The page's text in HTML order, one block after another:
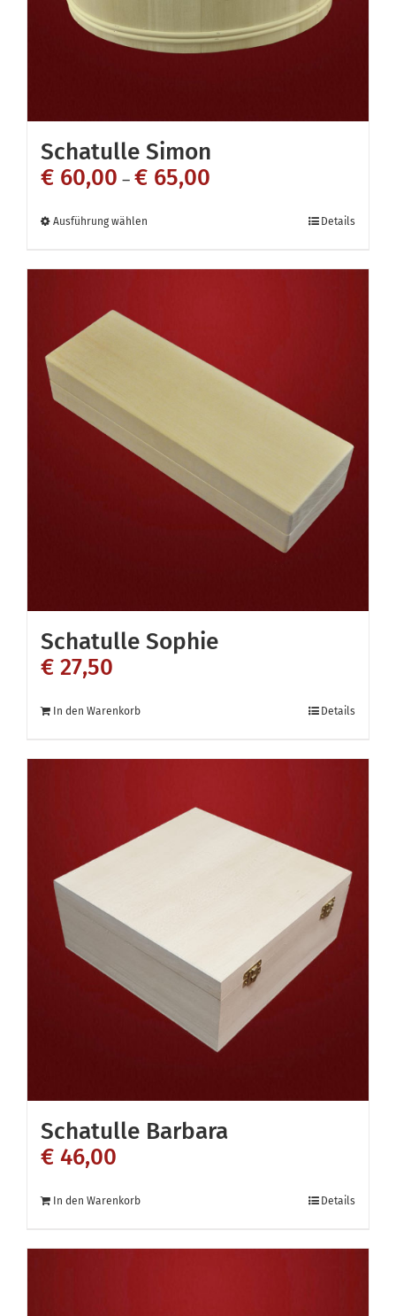
Produktseite
Schatulle Simon
€ 60,00 – € 65,00
Ausführung wählen
Varianten
können
auf
Details
Schatulle Sophie
€ 27,50
In den Warenkorb Details
Schatulle Barbara
€ 46,00
In den Warenkorb Details